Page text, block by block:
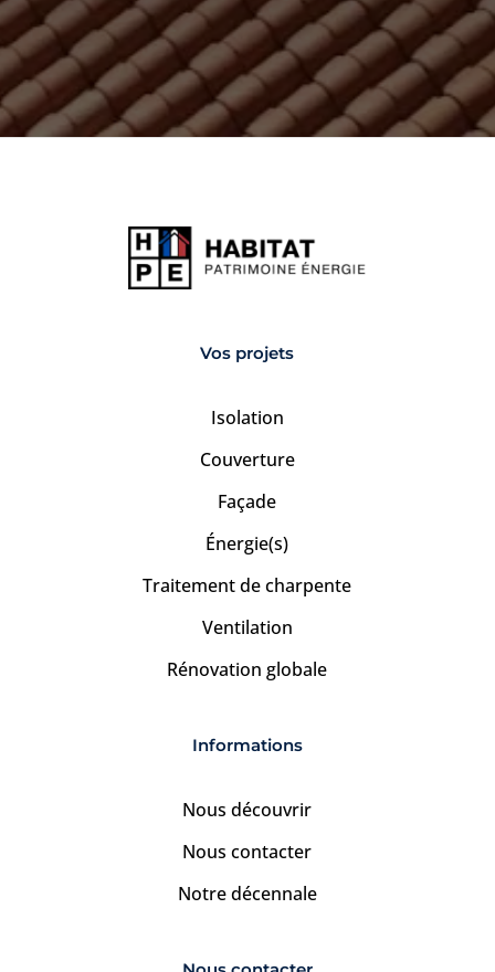
Vos projets
Isolation
Couverture
Façade
Énergie(s)
Traitement de charpente
Ventilation
Rénovation globale
Informations
Nous découvrir
Nous contacter
Notre décennale